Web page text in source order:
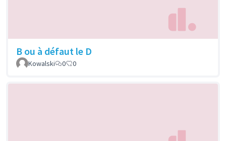
B ou à défaut le D
Kowalski 0 0